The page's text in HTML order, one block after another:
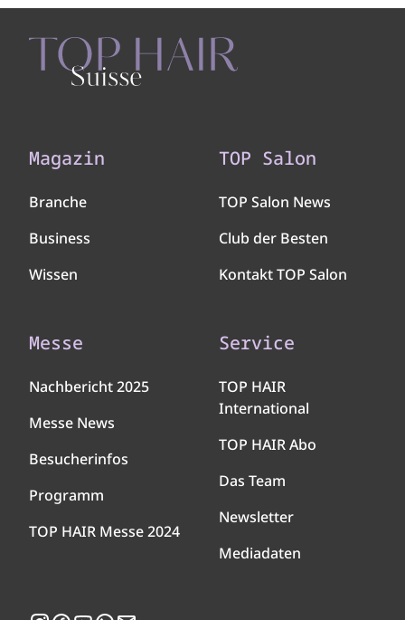
Magazin
Branche
Business
Wissen
TOP Salon
TOP Salon News
Club der Besten
Kontakt TOP Salon
Messe
Nachbericht 2025
Messe News
Besucherinfos
Programm
TOP HAIR Messe 2024
Service
TOP HAIR
International
TOP HAIR Abo
Das Team
Newsletter
Mediadaten